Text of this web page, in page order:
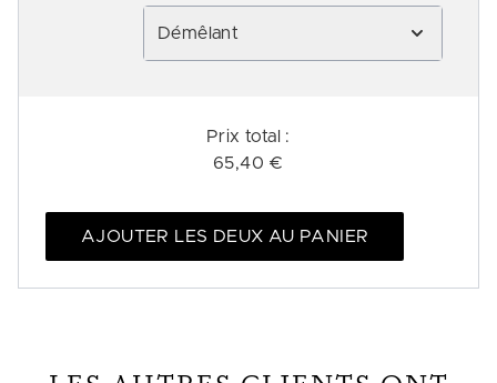
Démêlant
Prix ​​total :
65,40 €
AJOUTER LES DEUX AU PANIER